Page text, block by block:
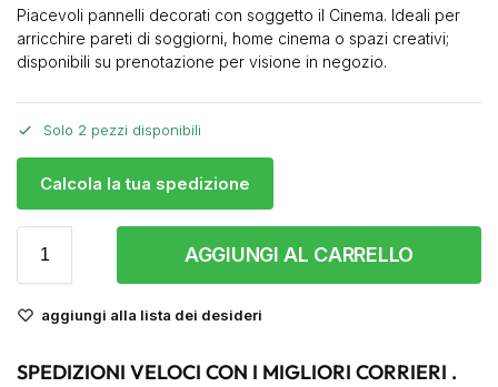
Piacevoli pannelli decorati con soggetto il Cinema. Ideali per
arricchire pareti di soggiorni, home cinema o spazi creativi;
disponibili su prenotazione per visione in negozio.
Solo 2 pezzi disponibili
Calcola la tua spedizione
AGGIUNGI AL CARRELLO
aggiungi alla lista dei desideri
SPEDIZIONI VELOCI CON I MIGLIORI CORRIERI .